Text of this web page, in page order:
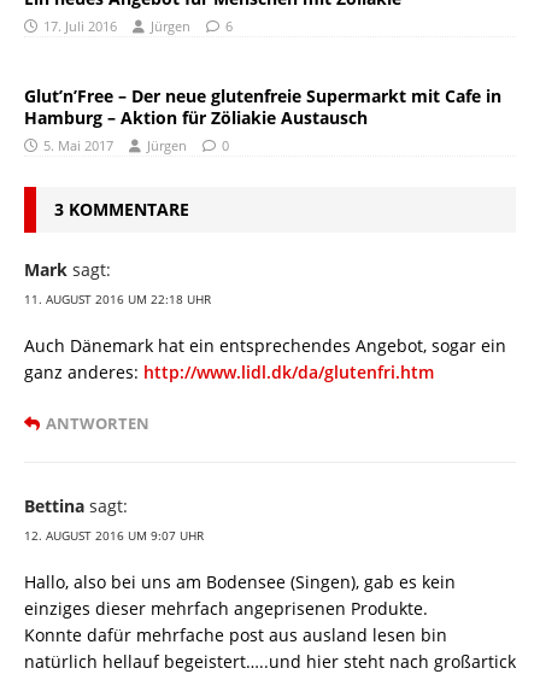
17. Juli 2016 Jürgen 6
Glut’n’Free – Der neue glutenfreie Supermarkt mit Cafe in
Hamburg – Aktion für Zöliakie Austausch
5. Mai 2017 Jürgen 0
3 KOMMENTARE
Mark sagt:
11. AUGUST 2016 UM 22:18 UHR
Auch Dänemark hat ein entsprechendes Angebot, sogar ein
ganz anderes: http://www.lidl.dk/da/glutenfri.htm
ANTWORTEN
Bettina sagt:
12. AUGUST 2016 UM 9:07 UHR
Hallo, also bei uns am Bodensee (Singen), gab es kein
einziges dieser mehrfach angeprisenen Produkte.
Konnte dafür mehrfache post aus ausland lesen bin
natürlich hellauf begeistert…..und hier steht nach großartick